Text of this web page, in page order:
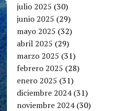
julio 2025 (30)
junio 2025 (29)
mayo 2025 (32)
abril 2025 (29)
marzo 2025 (31)
febrero 2025 (28)
enero 2025 (31)
diciembre 2024(31)
noviembre 2024(30)